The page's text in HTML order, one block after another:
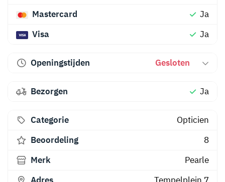
Mastercard
Ja
Visa
Ja
Openingstijden Gesloten
Bezorgen Ja
Categorie
Opticien
Beoordeling
8
Merk
Pearle